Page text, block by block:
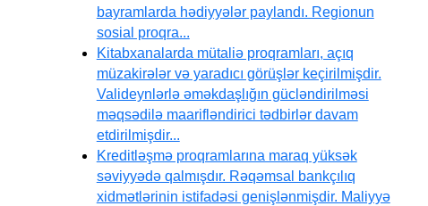
bayramlarda hədiyyələr paylandı. Regionun
sosial proqra...
Kitabxanalarda mütaliə proqramları, açıq
müzakirələr və yaradıcı görüşlər keçirilmişdir.
Valideynlərlə əməkdaşlığın gücləndirilməsi
məqsədilə maarifləndirici tədbirlər davam
etdirilmişdir...
Kreditləşmə proqramlarına maraq yüksək
səviyyədə qalmışdır. Rəqəmsal bankçılıq
xidmətlərinin istifadəsi genişlənmişdir. Maliyyə